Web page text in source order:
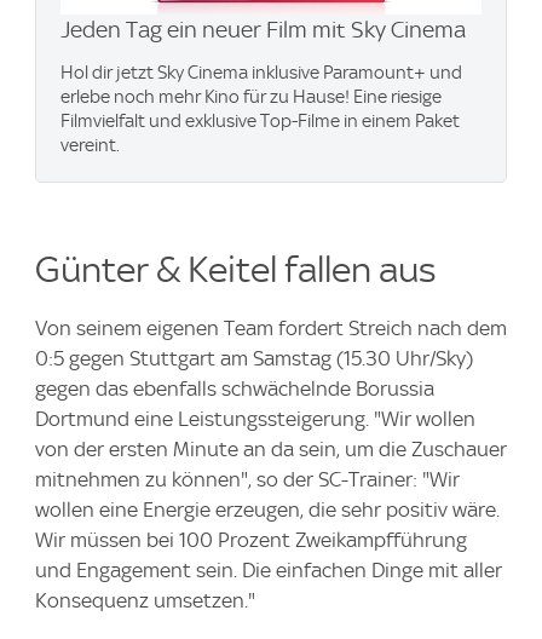
Jeden Tag ein neuer Film mit Sky Cinema
Hol dir jetzt Sky Cinema inklusive Paramount+​ und
erlebe noch mehr Kino für zu Hause! Eine riesige
Filmvielfalt und exklusive Top-Filme in einem Paket
vereint.
Günter & Keitel fallen aus
Von seinem eigenen Team fordert Streich nach dem
0:5 gegen Stuttgart am Samstag (15.30 Uhr/Sky)
gegen das ebenfalls schwächelnde Borussia
Dortmund eine Leistungssteigerung. "Wir wollen
von der ersten Minute an da sein, um die Zuschauer
mitnehmen zu können", so der SC-Trainer: "Wir
wollen eine Energie erzeugen, die sehr positiv wäre.
Wir müssen bei 100 Prozent Zweikampfführung
und Engagement sein. Die einfachen Dinge mit aller
Konsequenz umsetzen."